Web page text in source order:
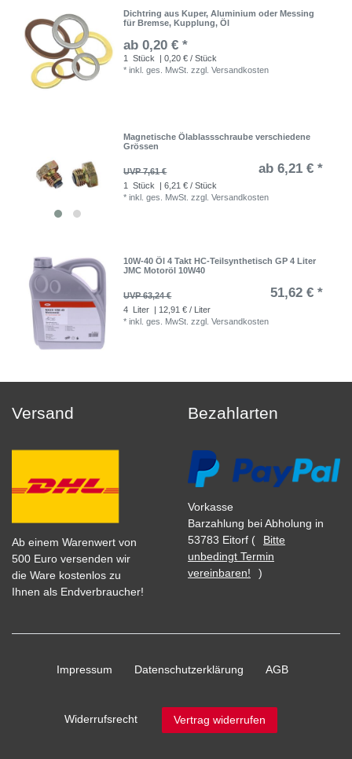
Dichtring aus Kuper, Aluminium oder Messing
für Bremse, Kupplung, Öl
ab 0,20 € *
1 Stück
| 0,20 € / Stück
*inkl. ges. MwSt. zzgl.Versandkosten
Magnetische Ölablassschraube verschiedene
Grössen
UVP 7,61 € ab 6,21 € *
1 Stück
| 6,21 € / Stück
*inkl. ges. MwSt. zzgl.Versandkosten
10W-40 Öl 4 Takt HC-Teilsynthetisch GP 4 Liter
JMC Motoröl 10W40
UVP 63,24 € 51,62 € *
4 Liter | 12,91 € / Liter
*inkl. ges. MwSt. zzgl.Versandkosten
Versand
Ab einem Warenwert von
500 Euro versenden wir
die Ware kostenlos zu
Ihnen als Endverbraucher!
Bezahlarten
Vorkasse
Barzahlung bei Abholung in
53783 Eitorf (
Bitte
unbedingt Termin
vereinbaren!
)
Impressum Daten­schutz­erklärung AGB
Widerrufs­recht Vertrag widerrufen